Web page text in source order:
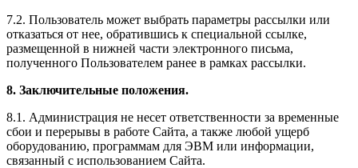
7.2. Пользователь может выбрать параметры рассылки или
отказаться от нее, обратившись к специальной ссылке,
размещенной в нижней части электронного письма,
полученного Пользователем ранее в рамках рассылки.
8. Заключительные положения.
8.1. Администрация не несет ответственности за временные
сбои и перерывы в работе Сайта, а также любой ущерб
оборудованию, программам для ЭВМ или информации,
связанный с использованием Сайта.